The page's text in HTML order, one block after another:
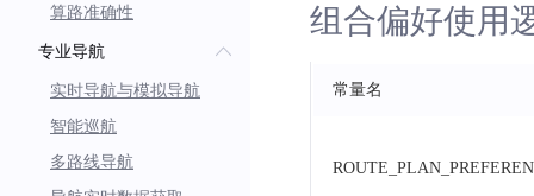
算路准确性
专业导航
实时导航与模拟导航
智能巡航
多路线导航
组合偏好使用
常量名